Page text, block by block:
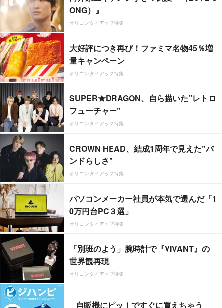
ONG）』
オリコンタイアップ特集
大好評につき再び！ファミマ名物45％増
量キャンペーン
オリコンタイアップ特集
SUPER★DRAGON、自ら描いた”レトロ
フューチャー”
オリコンタイアップ特集
CROWN HEAD、結成1周年で見えた”バ
ンドらしさ”
オリコンタイアップ特集
パソコンメーカー社員が本気で選んだ「1
0万円台PC３選」
オリコンタイアップ特集
「別班のよう」腕時計で『VIVANT』の
世界観再現
オリコンタイアップ特集
自販機にピッ！ですぐに買えちゃう